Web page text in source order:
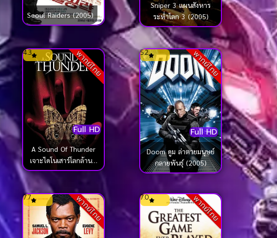
Seoul Raiders (2005)
Sniper 3 แผนสังหาร
ระห่ำโลก 3 (2005)
พากย์ไทย
Full HD
4.3
A Sound Of Thunder
เจาะไดโนเสาร์โลกล้านปี
(2005)
พากย์ไทย
Full HD
5.2
Doom ดูม ล่าตายมนุษย์
กลายพันธุ์ (2005)
พากย์ไทย
7.7 พากย์ไทย
7.0